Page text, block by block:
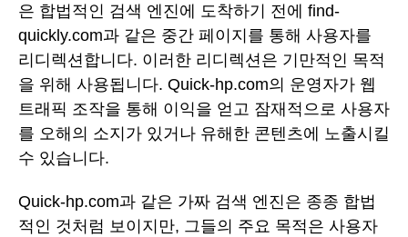
은 합법적인 검색 엔진에 도착하기 전에 find-
quickly.com과 같은 중간 페이지를 통해 사용자를
리디렉션합니다. 이러한 리디렉션은 기만적인 목적
을 위해 사용됩니다. Quick-hp.com의 운영자가 웹
트래픽 조작을 통해 이익을 얻고 잠재적으로 사용자
를 오해의 소지가 있거나 유해한 콘텐츠에 노출시킬
수 있습니다.
Quick-hp.com과 같은 가짜 검색 엔진은 종종 합법
적인 것처럼 보이지만, 그들의 주요 목적은 사용자